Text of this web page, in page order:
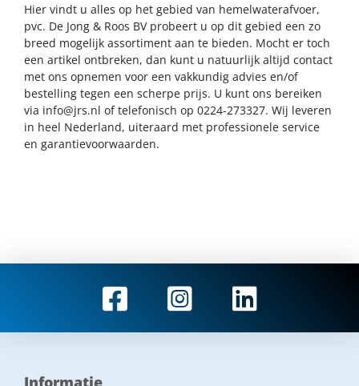
Hier vindt u alles op het gebied van hemelwaterafvoer,
pvc. De Jong & Roos BV probeert u op dit gebied een zo
breed mogelijk assortiment aan te bieden. Mocht er toch
een artikel ontbreken, dan kunt u natuurlijk altijd contact
met ons opnemen voor een vakkundig advies en/of
bestelling tegen een scherpe prijs. U kunt ons bereiken
via info@jrs.nl of telefonisch op 0224-273327. Wij leveren
in heel Nederland, uiteraard met professionele service
en garantievoorwaarden.
Informatie